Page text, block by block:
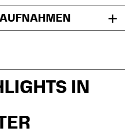
IN